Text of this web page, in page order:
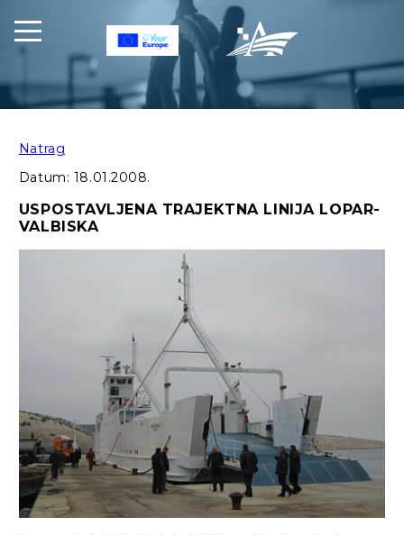
Natrag
Datum: 18.01.2008.
USPOSTAVLJENA TRAJEKTNA LINIJA LOPAR-
VALBISKA